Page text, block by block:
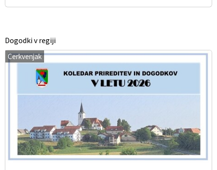
Dogodki v regiji
Cerkvenjak